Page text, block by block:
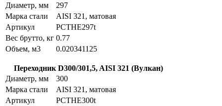
Диаметр, мм
297
Марка стали
AISI 321, матовая
Артикул
PCTHE297t
Вес брутто, кг 0.77
Объем, м3
0.020341125
Переходник D300/301,5, AISI 321 (Вулкан)
Диаметр, мм
300
Марка стали
AISI 321, матовая
Артикул
PCTHE300t